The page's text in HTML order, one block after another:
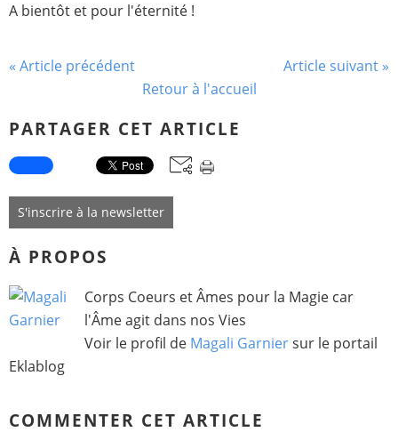
A bientôt et pour l'éternité !
« Article précédent
Article suivant »
Retour à l'accueil
PARTAGER CET ARTICLE
S'inscrire à la newsletter
À PROPOS
Corps Coeurs et Âmes pour la Magie car
l'Âme agit dans nos Vies
Voir le profil de Magali Garniersur le portail
Eklablog
COMMENTER CET ARTICLE